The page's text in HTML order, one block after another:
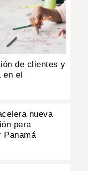
de clientes y
en el
nueva
para
Panamá